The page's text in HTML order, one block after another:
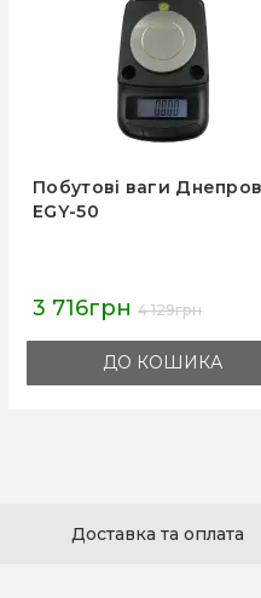
Побутові ваги
VP-300
784грн 871грн
ДО КОШИКА
Доставка та оплата